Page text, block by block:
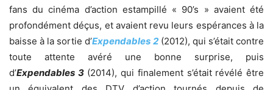
fans du cinéma d’action estampillé « 90’s » avaient été
profondément déçus, et avaient revu leurs espérances à la
baisse à la sortie d’Expendables 2(2012), qui s’était contre
toute attente avéré une bonne surprise, puis
d’Expendables 3(2014), qui finalement s’était révélé être